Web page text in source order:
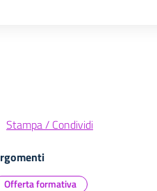
Stampa / Condividi
Offerta formativa